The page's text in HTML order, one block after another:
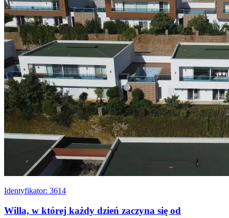
Identyfikator: 3614
Willa, w której każdy dzień zaczyna się od